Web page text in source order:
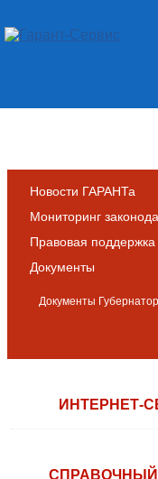
Новости ГАРАНТа
Мониторинг
Правовая
Документы
Документы
ИНТЕРНЕТ-
СПРАВОЧНЫЙ